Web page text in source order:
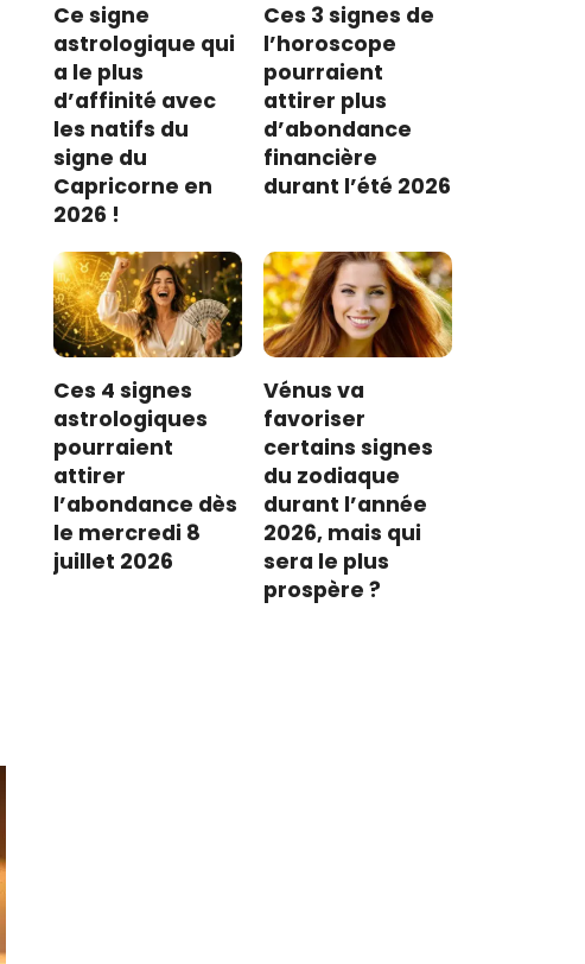
Ce signe
astrologique qui
a le plus
d’affinité avec
les natifs du
signe du
Capricorne en
2026 !
Ces 3 signes de
l’horoscope
pourraient
attirer plus
d’abondance
financière
durant l’été 2026
Ces 4 signes
astrologiques
pourraient
attirer
l’abondance dès
le mercredi 8
juillet 2026
Vénus va
favoriser
certains signes
du zodiaque
durant l’année
2026, mais qui
sera le plus
prospère ?